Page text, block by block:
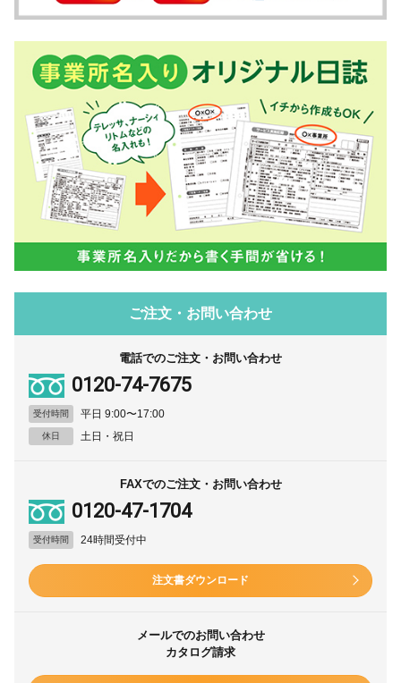
ご注文・お問い合わせ
電話でのご注文・お問い合わせ
0120-74-7675
受付時間 平日 9:00〜17:00
休日 土日・祝日
FAXでのご注文・お問い合わせ
0120-47-1704
受付時間 24時間受付中
注文書ダウンロード
メールでのお問い合わせ
カタログ請求